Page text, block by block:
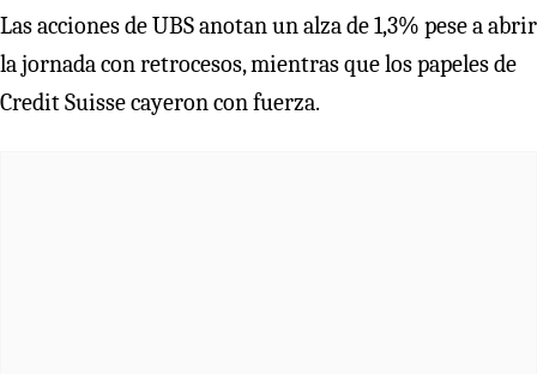
Las acciones de UBS anotan un alza de 1,3% pese a abrir
la jornada con retrocesos, mientras que los papeles de
Credit Suisse cayeron con fuerza.